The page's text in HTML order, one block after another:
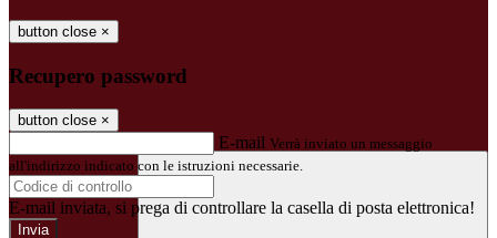
button close ×
Recupero password
button close ×
E-mail Verrà inviato un messaggio
all'indirizzo indicato con le istruzioni necessarie.
E-mail inviata, si prega di controllare la casella di posta elettronica!